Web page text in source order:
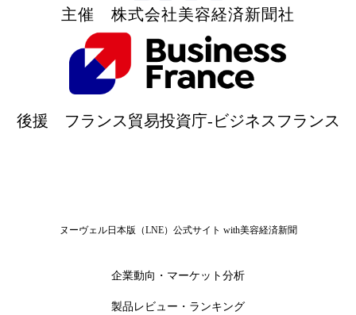
主催 株式会社美容経済新聞社
後援 フランス貿易投資庁-ビジネスフランス
ヌーヴェル日本版（LNE）公式サイト with美容経済新聞
企業動向・マーケット分析
製品レビュー・ランキング